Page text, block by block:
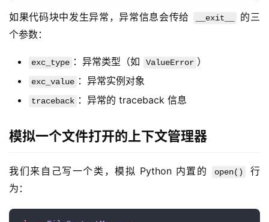
如果代码块中发生异常，异常信息会传给 __exit__
的三
个参数：
exc_type ：异常类型（如 ValueError ）
exc_value ：异常实例对象
traceback ：异常的 traceback 信息
模拟一个文件打开的上下文管理器
我们来自己写一个类，模拟 Python 内置的 open()
行
为：